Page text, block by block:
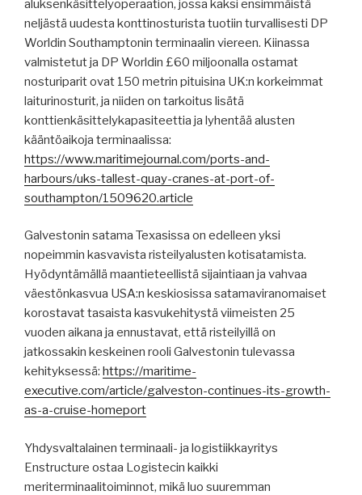
aluksenkäsittelyoperaation, jossa kaksi ensimmäistä
neljästä uudesta konttinosturista tuotiin turvallisesti DP
Worldin Southamptonin terminaalin viereen. Kiinassa
valmistetut ja DP Worldin £60 miljoonalla ostamat
nosturiparit ovat 150 metrin pituisina UK:n korkeimmat
laiturinosturit, ja niiden on tarkoitus lisätä
konttienkäsittelykapasiteettia ja lyhentää alusten
kääntöaikoja terminaalissa:
https://www.maritimejournal.com/ports-and-
harbours/uks-tallest-quay-cranes-at-port-of-
southampton/1509620.article
Galvestonin satama Texasissa on edelleen yksi
nopeimmin kasvavista risteilyalusten kotisatamista.
Hyödyntämällä maantieteellistä sijaintiaan ja vahvaa
väestönkasvua USA:n keskiosissa satamaviranomaiset
korostavat tasaista kasvukehitystä viimeisten 25
vuoden aikana ja ennustavat, että risteilyillä on
jatkossakin keskeinen rooli Galvestonin tulevassa
kehityksessä: https://maritime-
executive.com/article/galveston-continues-its-growth-
as-a-cruise-homeport
Yhdysvaltalainen terminaali- ja logistiikkayritys
Enstructure ostaa Logistecin kaikki
meriterminaalitoiminnot, mikä luo suuremman